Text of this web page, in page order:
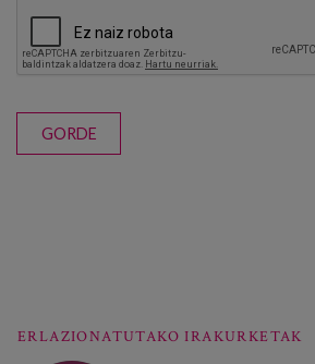
GORDE
ERLAZIONATUTAKO IRAKURKETAK